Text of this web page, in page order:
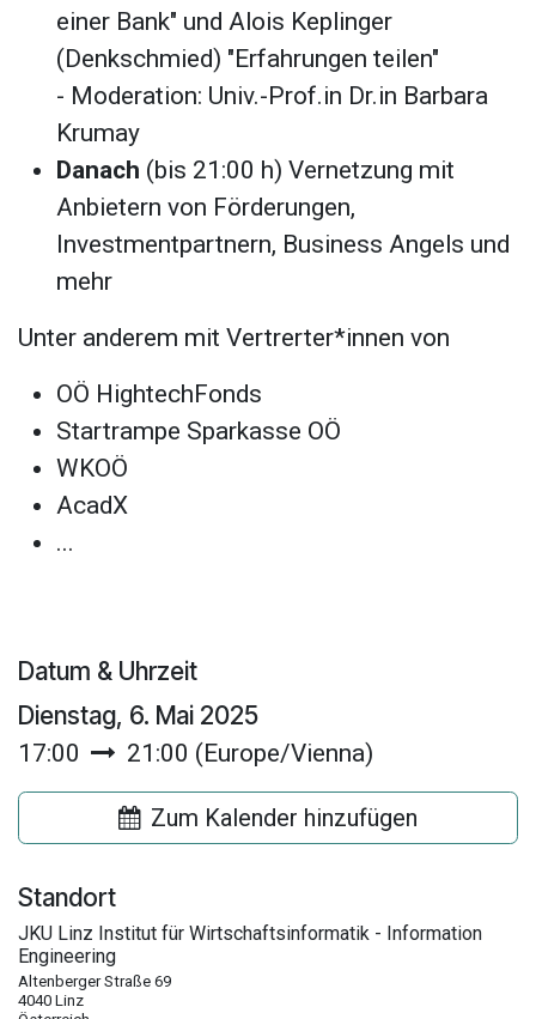
einer Bank" und Alois Keplinger
(Denkschmied) "Erfahrungen teilen"
- Moderation: Univ.-Prof.in Dr.in Barbara
Krumay
Danach (bis 21:00 h) Vernetzung mit
Anbietern von Förderungen,
Investmentpartnern, Business Angels und
mehr
Unter anderem mit Vertrerter*innen von
OÖ HightechFonds
Startrampe Sparkasse OÖ
WKOÖ
AcadX
...
Datum & Uhrzeit
Dienstag, 6. Mai 2025
17:00 21:00 (Europe/Vienna)
Zum Kalender hinzufügen
Standort
JKU Linz Institut für Wirtschaftsinformatik - Information
Engineering
Altenberger Straße 69
4040 Linz